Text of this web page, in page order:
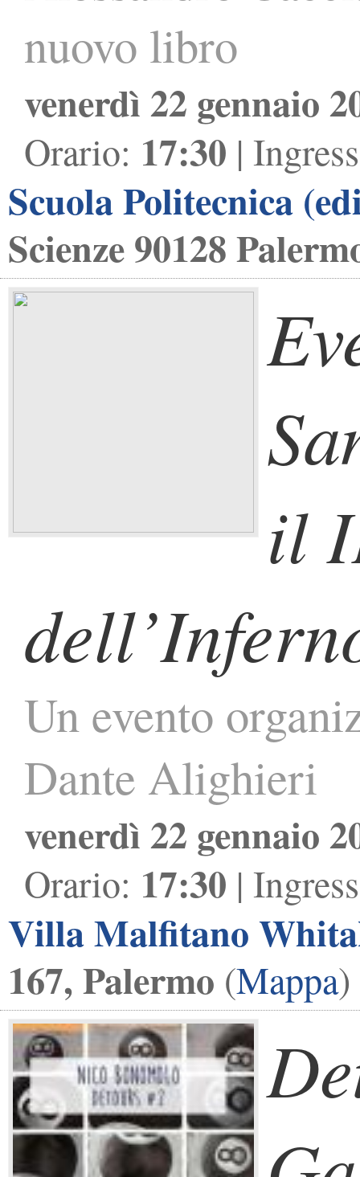
nuovo libro
venerdì 22 gennaio
Orario: 17:30 |
Scuola Politecnica
Scienze 90128
il
Un evento
Dante Alighieri
venerdì 22 gennaio
Orario: 17:30 |
Villa Malfitano
167, Palermo (Mappa)